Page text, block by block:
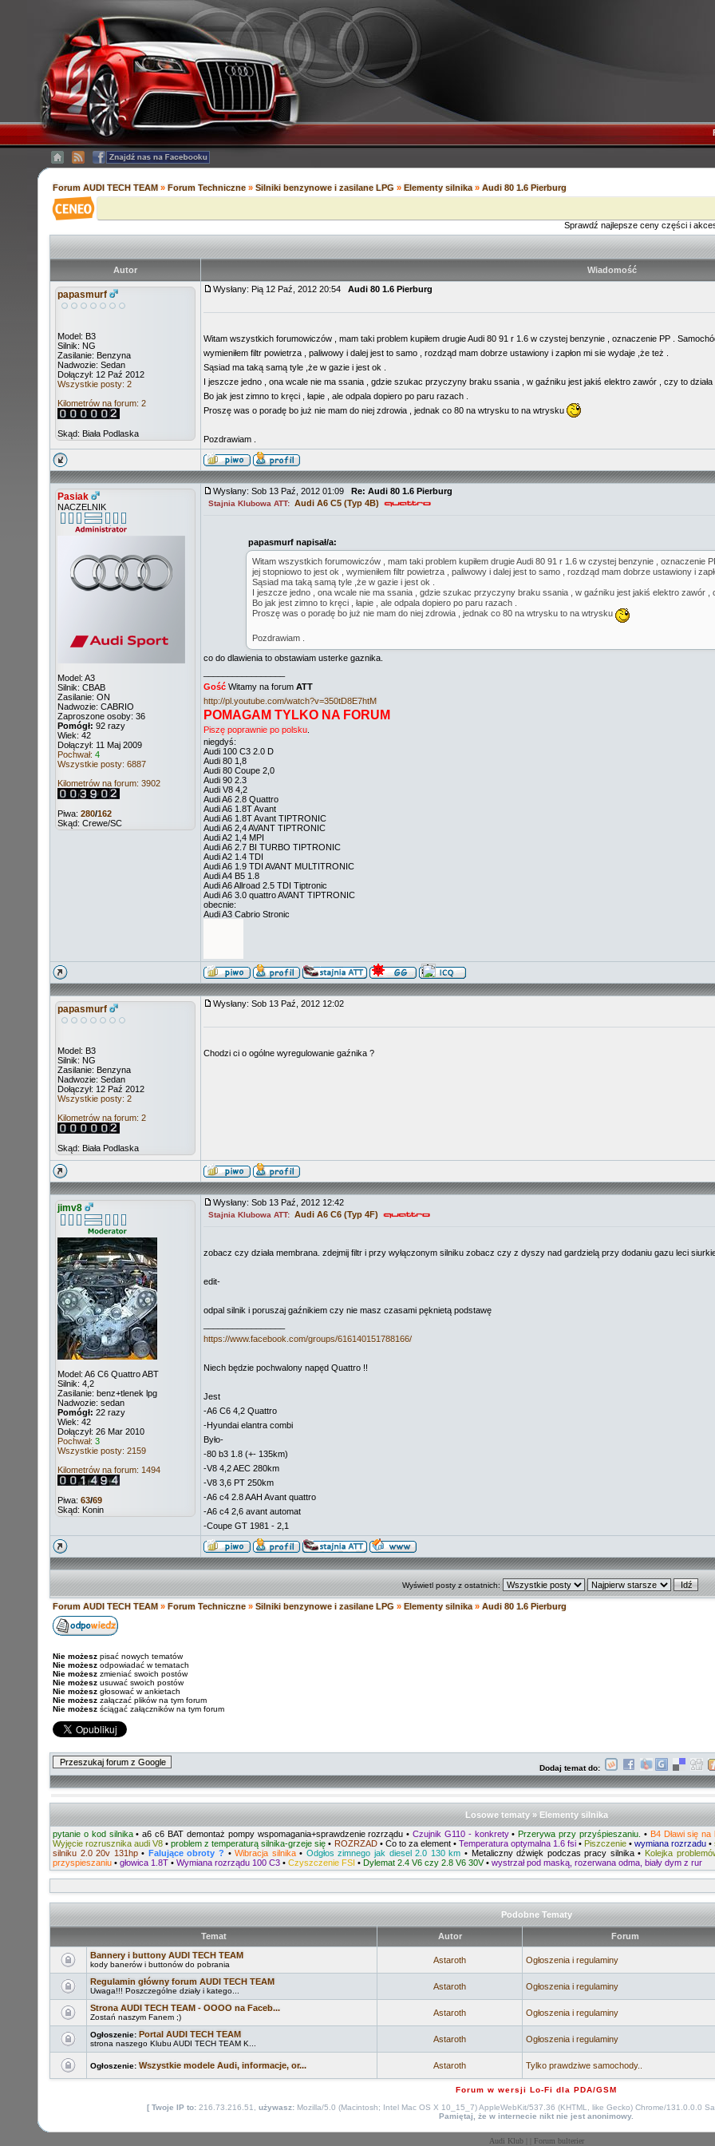
Forum AUDI TECH TEAM » Forum Techniczne » Silniki benzynowe i zasilane LPG » Elementy silnika » Audi 80 1.6 Pierburg
Sprawdź najlepsze ceny części i
Autor Wiadomość
papasmurf
Model: B3
Silnik: NG
Zasilanie: Benzyna
Nadwozie: Sedan
Dołączył: 12 Paź 2012
Wszystkie posty: 2
Kilometrów na forum: 2
Skąd: Biała Podlaska
Wysłany: Pią 12 Paź, 2012 20:54 Audi 80 1.6 Pierburg
Witam wszystkich forumowiczów , mam taki problem kupiłem drugie Audi 80 91 r 1.6 w czystej benzynie , oznaczenie PP .
wymieniłem filtr powietrza , paliwowy i dalej jest to samo , rozdząd mam dobrze ustawiony i zapłon mi sie wydaje ,że też .
Sąsiad ma taką samą tyle ,że w gazie i jest ok .
I jeszcze jedno , ona wcale nie ma ssania , gdzie szukac przyczyny braku ssania , w gaźniku jest jakiś elektro zawór , czy to działa
Bo jak jest zimno to kręci , łapie , ale odpala dopiero po paru razach .
Proszę was o poradę bo już nie mam do niej zdrowia , jednak co 80 na wtrysku to na wtrysku
Pozdrawiam .
Pasiak
NACZELNIK
Model: A3
Silnik: CBAB
Zasilanie: ON
Nadwozie: CABRIO
Zaproszone osoby: 36
Pomógł: 92 razy
Wiek: 42
Dołączył: 11 Maj 2009
Pochwał: 4
Wszystkie posty: 6887
Kilometrów na forum: 3902
Piwa: 280/162
Skąd: Crewe/SC
Wysłany: Sob 13 Paź, 2012 01:09 Re: Audi 80 1.6 Pierburg
Stajnia Klubowa ATT: Audi A6 C5 (Typ 4B)
papasmurf napisał/a:
Witam wszystkich forumowiczów , mam taki problem kupiłem drugie Audi 80 91 r 1.6 w czystej benzynie , oznaczenie
jej stopniowo to jest ok , wymieniłem filtr powietrza , paliwowy i dalej jest to samo , rozdząd mam dobrze ustawiony i
Sąsiad ma taką samą tyle ,że w gazie i jest ok .
I jeszcze jedno , ona wcale nie ma ssania , gdzie szukac przyczyny braku ssania , w gaźniku jest jakiś elektro zawór ,
Bo jak jest zimno to kręci , łapie , ale odpala dopiero po paru razach .
Proszę was o poradę bo już nie mam do niej zdrowia , jednak co 80 na wtrysku to na wtrysku
Pozdrawiam .
co do dlawienia to obstawiam usterke gaznika.
Gość Witamy na forum ATT
http://pl.youtube.com/watch?v=350tD8E7htM
POMAGAM TYLKO NA FORUM
Piszę poprawnie po polsku
niegdyś:
Audi 100 C3 2.0 D
Audi 80 1,8
Audi 80 Coupe 2,0
Audi 90 2.3
Audi V8 4,2
Audi A6 2.8 Quattro
Audi A6 1.8T Avant
Audi A6 1.8T Avant TIPTRONIC
Audi A6 2,4 AVANT TIPTRONIC
Audi A2 1,4 MPI
Audi A6 2.7 BI TURBO TIPTRONIC
Audi A2 1.4 TDI
Audi A6 1.9 TDI AVANT MULTITRONIC
Audi A4 B5 1.8
Audi A6 Allroad 2.5 TDI Tiptronic
Audi A6 3.0 quattro AVANT TIPTRONIC
obecnie:
Audi A3 Cabrio Stronic
papasmurf
Model: B3
Silnik: NG
Zasilanie: Benzyna
Nadwozie: Sedan
Dołączył: 12 Paź 2012
Wszystkie posty: 2
Kilometrów na forum: 2
Skąd: Biała Podlaska
Wysłany: Sob 13 Paź, 2012 12:02
Chodzi ci o ogólne wyregulowanie gaźnika ?
jimv8
Model: A6 C6 Quattro ABT
Silnik: 4,2
Zasilanie: benz+tlenek lpg
Nadwozie: sedan
Pomógł: 22 razy
Wiek: 42
Dołączył: 26 Mar 2010
Pochwał: 3
Wszystkie posty: 2159
Kilometrów na forum: 1494
Piwa: 63/69
Skąd: Konin
Wysłany: Sob 13 Paź, 2012 12:42
Stajnia Klubowa ATT: Audi A6 C6 (Typ 4F)
zobacz czy działa membrana. zdejmij filtr i przy wyłączonym silniku zobacz czy z dyszy nad gardzielą przy dodaniu gazu leci
edit-
odpal silnik i poruszaj gaźnikiem czy nie masz czasami pęknietą podstawę
https://www.facebook.com/groups/616140151788166/
Niech będzie pochwalony napęd Quattro !!
Jest
-A6 C6 4,2 Quattro
-Hyundai elantra combi
Było-
-80 b3 1.8 (+- 135km)
-V8 4,2 AEC 280km
-V8 3,6 PT 250km
-A6 c4 2.8 AAH Avant quattro
-A6 c4 2,6 avant automat
-Coupe GT 1981 - 2,1
Wyświetl posty z ostatnich:
Forum AUDI TECH TEAM » Forum Techniczne » Silniki benzynowe i zasilane LPG » Elementy silnika » Audi 80 1.6 Pierburg
Nie możesz pisać nowych tematów
Nie możesz odpowiadać w tematach
Nie możesz zmieniać swoich postów
Nie możesz usuwać swoich postów
Nie możesz głosować w ankietach
Nie możesz załączać plików na tym forum
Nie możesz ściągać załączników na tym forum
Dodaj temat do:
Losowe tematy » Elementy silnika
pytanie o kod silnika•a6 c6 BAT demontaż pompy wspomagania+sprawdzenie rozrządu •Czujnik G110 - konkrety• Przerywa przy przyśpieszaniu. • B4 Dławi się na
Wyjęcie rozrusznika audi V8 •problem z temperaturą silnika-grzeje się • ROZRZAD• Co to za element• Temperatura optymalna 1.6 fsi• Piszczenie •wymiana rozrzadu •
silniku 2.0 20v 131hp• Falujące obroty ? •Wibracja silnika• Odgłos zimnego jak diesel 2.0 130 km • Metaliczny dźwięk podczas pracy silnika• Kolejka
przyspieszaniu • głowica 1.8T • Wymiana rozrządu 100 C3 • Czyszczenie FSI • Dylemat 2.4 V6 czy 2.8 V6 30V• wystrzał pod maską, rozerwana odma, biały dym z rur
Podobne Tematy
Temat Autor Forum
Bannery i buttony AUDI TECH TEAM
kody banerów i buttonów do pobrania Astaroth Ogłoszenia i regulaminy
Regulamin główny forum AUDI TECH TEAM
Uwaga!!! Poszczególne działy i katego... Astaroth Ogłoszenia i regulaminy
Strona AUDI TECH TEAM - OOOO na Faceb...
Zostań naszym Fanem ;) Astaroth Ogłoszenia i regulaminy
Ogłoszenie: Portal AUDI TECH TEAM
strona naszego Klubu AUDI TECH TEAM K... Astaroth Ogłoszenia i regulaminy
Ogłoszenie: Wszystkie modele Audi, informacje, or... Astaroth Tylko prawdziwe samochody..
Forum w wersji Lo-Fi dla PDA/GSM
[ Twoje IP to:216.73.216.51, używasz:Mozilla/5.0 (Macintosh; Intel Mac OS X 10_15_7) AppleWebKit/537.36 (KHTML, like Gecko) Chrome/131.0.0.0
Pamiętaj, że w internecie nikt nie jest anonimowy.
Audi Klub| | Forum bulterier